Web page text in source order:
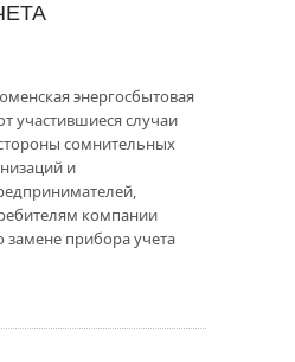
энергосбытовая
участившиеся случаи
сомнительных
и
компании
замене прибора учета